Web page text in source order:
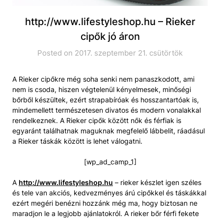
http://www.lifestyleshop.hu – Rieker
cipők jó áron
Posted on 2017. szeptember 21. csütörtök
A Rieker cipőkre még soha senki nem panaszkodott, ami
nem is csoda, hiszen végtelenül kényelmesek, minőségi
bőrből készültek, ezért strapabíróak és hosszantartóak is,
mindemellett természetesen divatos és modern vonalakkal
rendelkeznek. A Rieker cipők között nők és férfiak is
egyaránt találhatnak maguknak megfelelő lábbelit, ráadásul
a Rieker táskák között is lehet válogatni.
[wp_ad_camp_1]
A http://www.lifestyleshop.hu – rieker készlet igen széles
és tele van akciós, kedvezményes árú cipőkkel és táskákkal
ezért megéri benézni hozzánk még ma, hogy biztosan ne
maradjon le a legjobb ajánlatokról. A rieker bőr férfi fekete